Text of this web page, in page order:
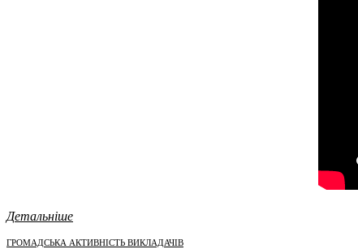
Детальніше
ГРОМАДСЬКА АКТИВНІСТЬ ВИКЛАДАЧІВ